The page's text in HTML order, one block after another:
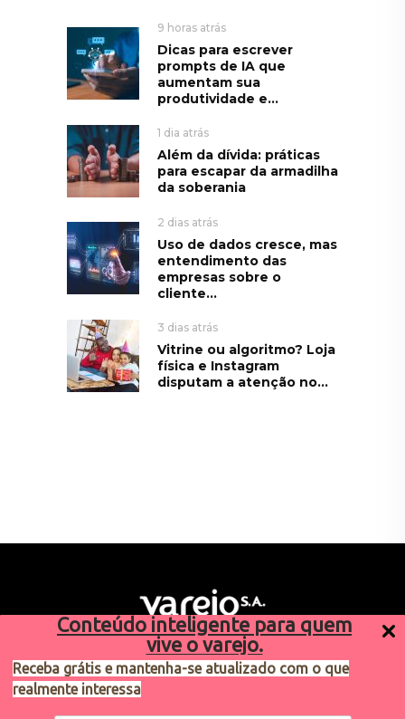
Conteúdo inteligente para quem
vive o varejo.
Receba grátis e mantenha-se atualizado com o que
realmente interessa
9 horas atrás
Dicas para escrever
prompts de IA que
aumentam sua
produtividade e...
1 dia atrás
Além da dívida: práticas
para escapar da armadilha
da soberania
2 dias atrás
Uso de dados cresce, mas
entendimento das
empresas sobre o
cliente...
3 dias atrás
Vitrine ou algoritmo? Loja
física e Instagram
disputam a atenção no...
Sugestões de pauta